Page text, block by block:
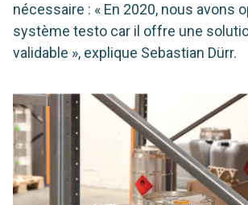
nécessaire : « En 2020, nous avons
système testo car il offre une
validable », explique Sebastian Dürr.